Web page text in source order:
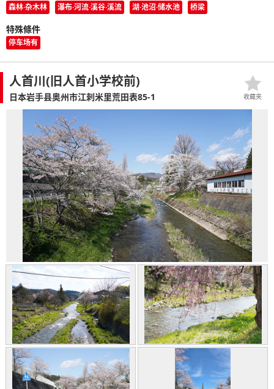
森林·杂木林 瀑布·河流·溪谷·溪流 湖·池沼·储水池 桥梁
特殊條件
停车场有
人首川(旧人首小学校前)
日本岩手县奥州市江刺米里荒田表85-1 收藏夹